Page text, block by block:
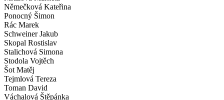
Němečková Kateřina
Ponocný Šimon
Rác Marek
Schweiner Jakub
Skopal Rostislav
Stalichová Simona
Stodola Vojtěch
Šot Matěj
Tejmlová Tereza
Toman David
Váchalová Štěpánka